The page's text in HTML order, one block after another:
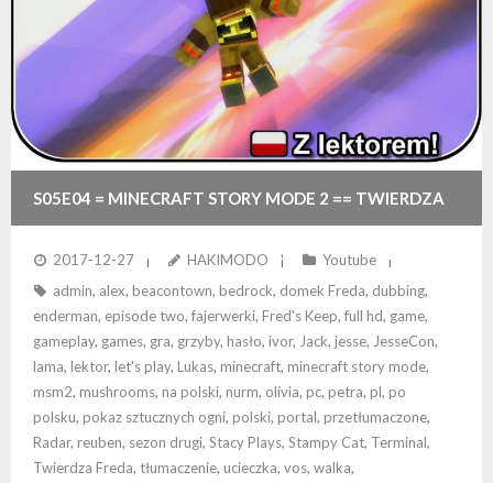
S05E04 = MINECRAFT STORY MODE 2 == TWIERDZA
ADMINA + POSZUKIWANIE STREFY TERMINALI
2017-12-27 HAKIMODO
Youtube
admin, alex, beacontown, bedrock, domek Freda, dubbing,
enderman, episode two, fajerwerki, Fred's Keep, full hd, game,
gameplay, games, gra, grzyby, hasło, ivor, Jack, jesse, JesseCon,
lama, lektor, let's play, Lukas, minecraft, minecraft story mode,
msm2, mushrooms, na polski, nurm, olivia, pc, petra, pl, po
polsku, pokaz sztucznych ogni, polski, portal, przetłumaczone,
Radar, reuben, sezon drugi, Stacy Plays, Stampy Cat, Terminal,
Twierdza Freda, tłumaczenie, ucieczka, vos, walka,